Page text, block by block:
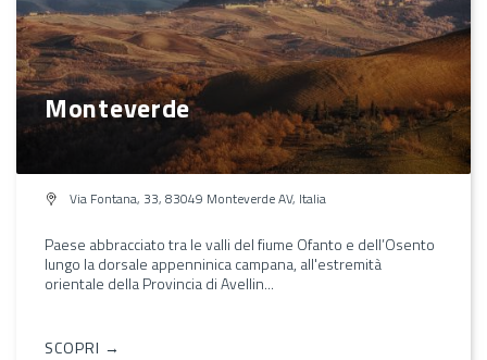
Monteverde
Via Fontana, 33, 83049 Monteverde AV, Italia
Paese abbracciato tra le valli del fiume Ofanto e dell’Osento
lungo la dorsale appenninica campana, all'estremità
orientale della Provincia di Avellin...
SCOPRI →